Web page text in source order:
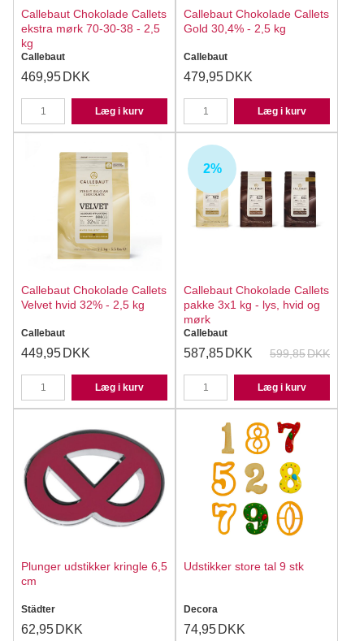
Callebaut Chokolade Callets
ekstra mørk 70-30-38 - 2,5
kg
Callebaut
469,95 DKK
Læg i kurv
Callebaut Chokolade Callets
Gold 30,4% - 2,5 kg
Callebaut
479,95 DKK
Læg i kurv
Callebaut Chokolade Callets
Velvet hvid 32% - 2,5 kg
Callebaut
449,95 DKK
Læg i kurv
2%
Callebaut Chokolade Callets
pakke 3x1 kg - lys, hvid og
mørk
Callebaut
599,85DKK
587,85 DKK
Læg i kurv
Plunger udstikker kringle 6,5
cm
Städter
62,95 DKK
Udstikker store tal 9 stk
Decora
74,95 DKK